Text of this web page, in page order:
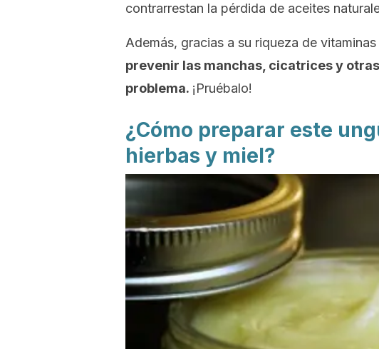
contrarrestan la pérdida de aceites
Además, gracias a su riqueza de
prevenir las manchas, cicatrices y
problema. ¡Pruébalo!
¿Cómo preparar este
hierbas y miel?